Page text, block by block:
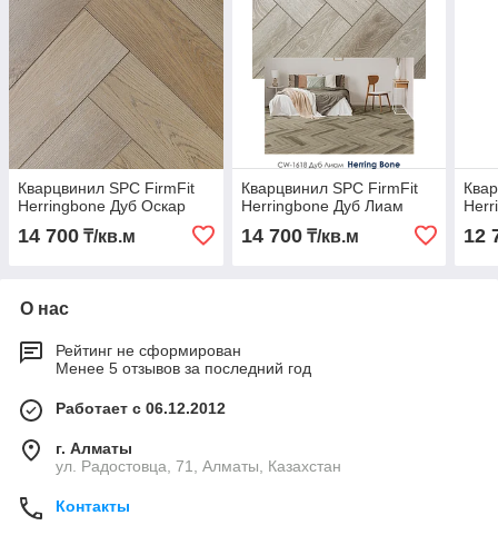
Кварцвинил SPC FirmFit
Herringbone Дуб Оскар
14 700 ₸/кв.м
Кварцвинил SPC FirmFit
Herringbone Дуб Лиам
14 700₸/кв.м 12
О нас
Рейтинг не сформирован
Менее 5 отзывов за последний год
Работает с 06.12.2012
г. Алматы
ул. Радостовца, 71, Алматы, Казахстан
Контакты